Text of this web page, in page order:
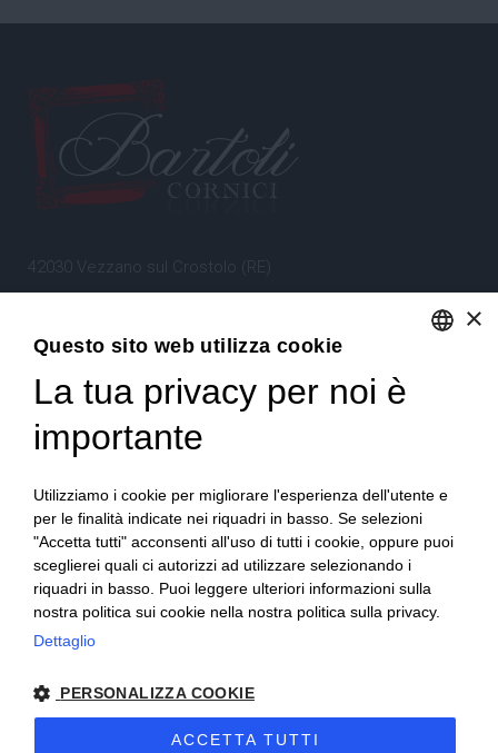
42030 Vezzano sul Crostolo (RE)
Tel.
Stefano Bartoli – P.Iva00764300356
Home Progetto News
Archivio/Portfolio
Contatti
Sitemap
2024 Corniciefotodautore ·Condizioni di vendita
×
Questo sito web utilizza cookie
La tua privacy per noi è
importante
Utilizziamo i cookie per migliorare l'esperienza dell'utente e
per le finalità indicate nei riquadri in basso. Se selezioni
"Accetta tutti" acconsenti all'uso di tutti i cookie, oppure puoi
sceglierei quali ci autorizzi ad utilizzare selezionando i
riquadri in basso. Puoi leggere ulteriori informazioni sulla
nostra politica sui cookie nella nostra politica sulla privacy.
Dettaglio
PERSONALIZZA COOKIE
ACCETTA TUTTI